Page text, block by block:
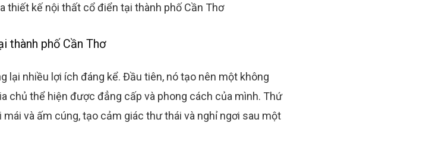
thành phố Cần Thơ
lại nhiều lợi ích đáng kể. Đầu tiên, nó tạo nên một không
chủ thể hiện được đẳng cấp và phong cách của mình. Thứ
và ấm cúng, tạo cảm giác thư thái và nghỉ ngơi sau một